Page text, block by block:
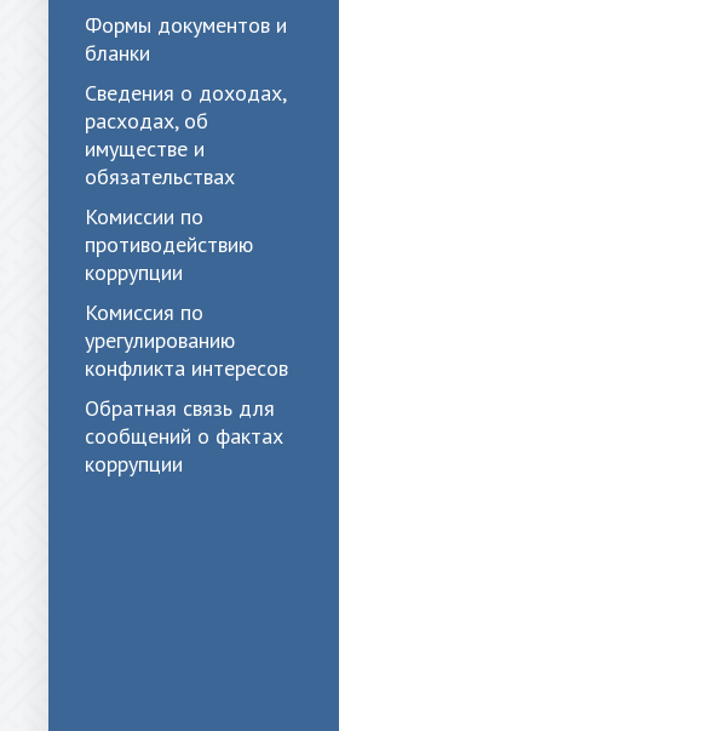
Формы документов и
бланки
Сведения о доходах,
расходах, об
имуществе и
обязательствах
Комиссии по
противодействию
коррупции
Комиссия по
урегулированию
конфликта интересов
Обратная связь для
сообщений о фактах
коррупции